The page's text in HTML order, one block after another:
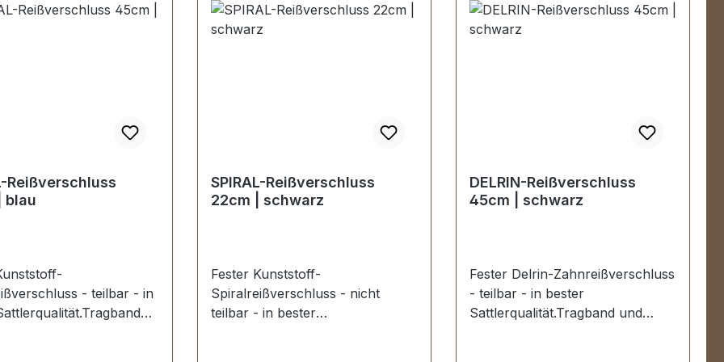
cm.
Reißverschluss
blau
- teilbar - in
SPIRAL-Reißverschluss
22cm | schwarz
Fester Kunststoff-
Spiralreißverschluss - nicht
teilbar - in bester
DELRIN-Reißverschluss
45cm | schwarz
Fester Delrin-Zahnreißverschluss
- teilbar - in bester
Sattlerqualität.Tragband und